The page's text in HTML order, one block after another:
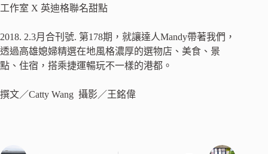
工作室 X 英迪格聯名甜點
2018. 2.3月合刊號. 第178期，就讓達人Mandy帶著我們，
透過高雄媳婦精選在地風格濃厚的選物店、美食、景
點、住宿，搭乘捷運暢玩不一樣的港都。
撰文／Catty Wang 攝影／王銘偉